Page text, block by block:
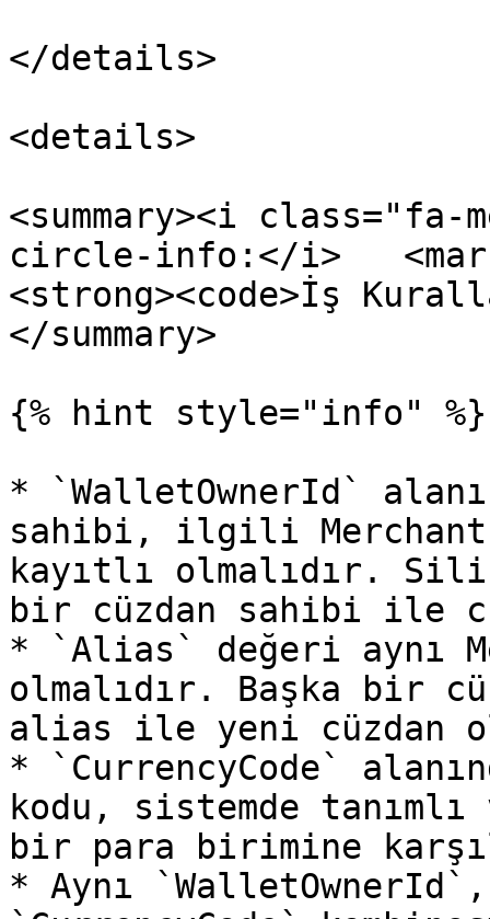
</details>
<details>
<summary><i class="fa-
circle-info:</i>
<strong><code>İş
</summary>
{% hint style="info" %}
* `WalletOwnerId`
sahibi, ilgili
kayıtlı olmalıdır.
bir cüzdan sahibi ile
* `Alias` değeri aynı
olmalıdır. Başka bir
alias ile yeni cüzdan
* `CurrencyCode`
kodu, sistemde
bir para birimine
* Aynı